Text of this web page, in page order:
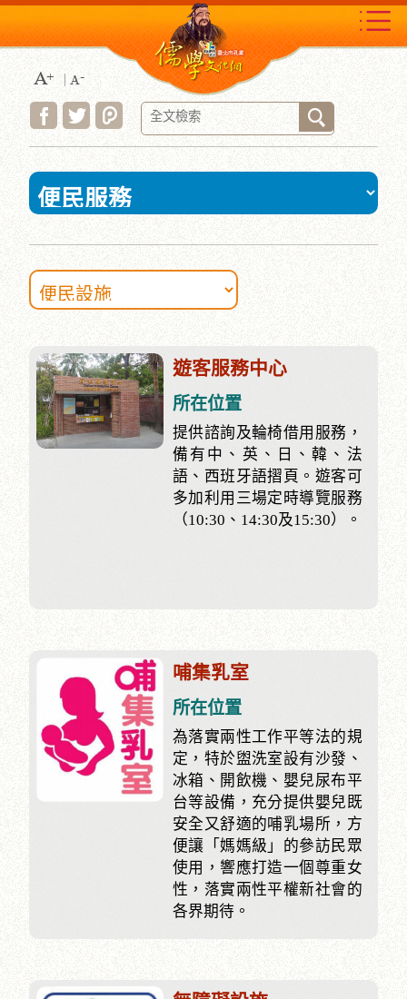
到
主
要
內
容
區
塊
:::
遊客服務中心
所在位置
提供諮詢及輪椅借用服務，
備有中、英、日、韓、法
語、西班牙語摺頁。遊客可
多加利用三場定時導覽服務
（10:30、14:30及15:30）。
哺集乳室
所在位置
為落實兩性工作平等法的規
定，特於盥洗室設有沙發、
冰箱、開飲機、嬰兒尿布平
台等設備，充分提供嬰兒既
安全又舒適的哺乳場所，方
便讓「媽媽級」的參訪民眾
使用，響應打造一個尊重女
性，落實兩性平權新社會的
各界期待。